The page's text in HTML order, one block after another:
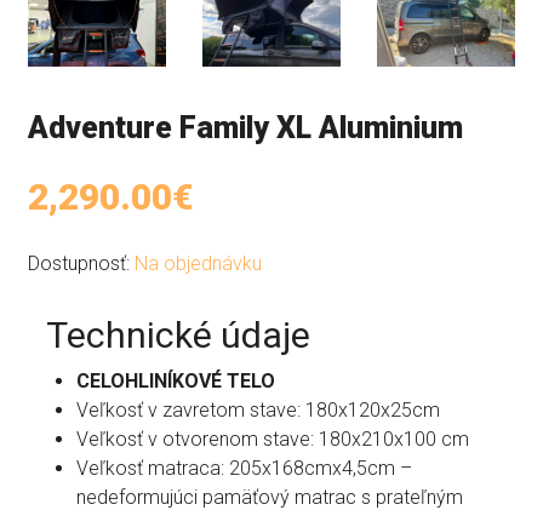
Adventure Family XL Aluminium
2,290.00€
Dostupnosť: Na objednávku
Technické údaje
CELOHLINÍKOVÉ TELO
Veľkosť v zavretom stave: 180x120x25cm
Veľkosť v otvorenom stave: 180x210x100 cm
Veľkosť matraca: 205x168cmx4,5cm –
nedeformujúci pamäťový matrac s prateľným